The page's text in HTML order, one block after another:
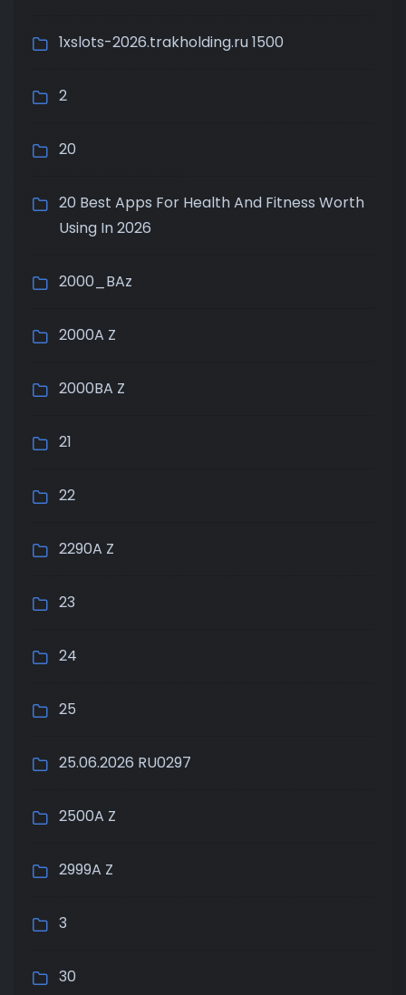
1xslots-2026.trakholding.ru 1500
2
20
20 Best Apps For Health And Fitness Worth
Using In 2026
2000_BAz
2000A Z
2000BA Z
21
22
2290A Z
23
24
25
25.06.2026 RU0297
2500A Z
2999A Z
3
30